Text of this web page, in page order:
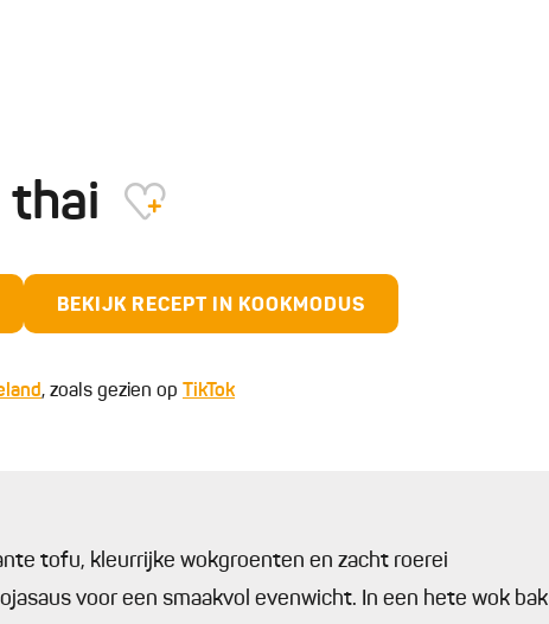
thai
BEKIJK RECEPT IN KOOKMODUS
, zoals gezien op TikTok
tofu, kleurrijke wokgroenten en zacht roerei
voor een smaakvol evenwicht. In een hete wok bak